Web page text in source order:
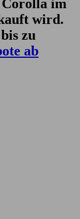
Corolla im
wird.
zu
ab